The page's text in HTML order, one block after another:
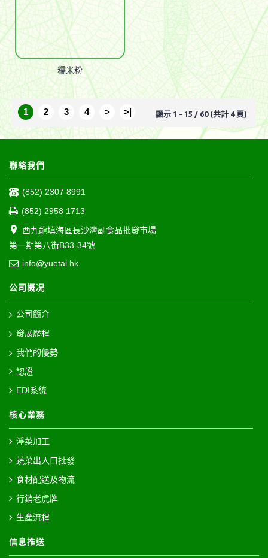
糯米粉
1 2 3 4 > >| 顯示 1 - 15 / 60 (共計 4 頁)
聯絡我們
(852) 2307 8991
(852) 2958 1713
西九龍填海區長沙灣副食品批發市場
第一期第八街B33-34號
info@yuetai.hk
公司概况
公司簡介
發展歷程
我們的優勢
認證
EDI系統
核心業務
淨菜加工
蔬菜出入口批發
食材配送及物流
行銷老虎牌
生產流程
信息推送